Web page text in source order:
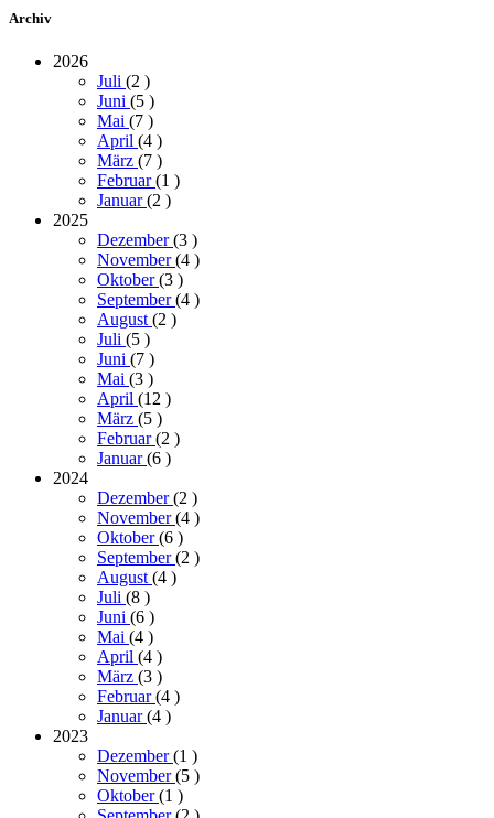
Archiv
2026
Juli (2 )
Juni (5 )
Mai (7 )
April (4 )
März (7 )
Februar(1 )
Januar(2 )
2025
Dezember(3 )
November(4 )
Oktober(3 )
September(4 )
August (2 )
Juli (5 )
Juni (7 )
Mai (3 )
April (12 )
März (5 )
Februar(2 )
Januar(6 )
2024
Dezember(2 )
November(4 )
Oktober(6 )
September(2 )
August (4 )
Juli (8 )
Juni (6 )
Mai (4 )
April (4 )
März (3 )
Februar(4 )
Januar(4 )
2023
Dezember(1 )
November(5 )
Oktober(1 )